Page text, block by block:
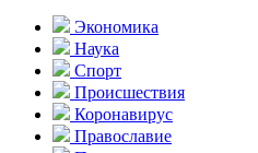
Экономика
Наука
Спорт
Происшествия
Коронавирус
Православие